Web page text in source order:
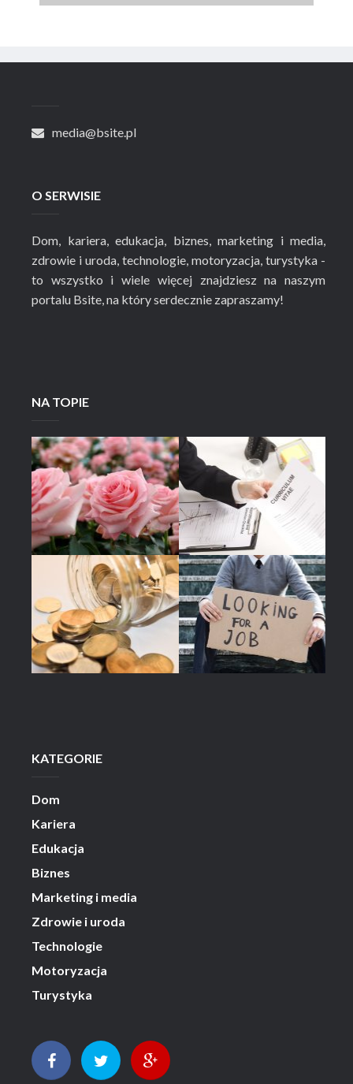
media@bsite.pl
O SERWISIE
Dom, kariera, edukacja, biznes, marketing i media,
zdrowie i uroda, technologie, motoryzacja, turystyka -
to wszystko i wiele więcej znajdziesz na naszym
portalu Bsite, na który serdecznie zapraszamy!
NA TOPIE
KATEGORIE
Dom
Kariera
Edukacja
Biznes
Marketing i media
Zdrowie i uroda
Technologie
Motoryzacja
Turystyka